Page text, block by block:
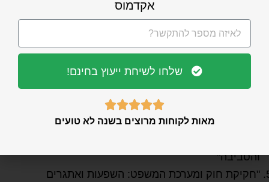
"השפעת הטכנולוגיה על החברה: אתגרים
והזדמנויות"
"שוויון מגדר בעבודה: המציאות הנוכחית והאתגרים
העתידיים"
"מערכות בריאות דיגיטליות: יתרונות, איומים
והסביבה"
"חקיקת חוק ומערכת המשפט: השפעות ואתגרים
אקדמוס
שלחו לשיחת ייעוץ בחינם!





מאות לקוחות מרוצים בשנה לא טועים